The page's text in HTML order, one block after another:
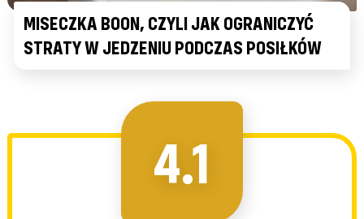
MISECZKA BOON, CZYLI JAK OGRANICZYĆ
STRATY W JEDZENIU PODCZAS POSIŁKÓW
4.1